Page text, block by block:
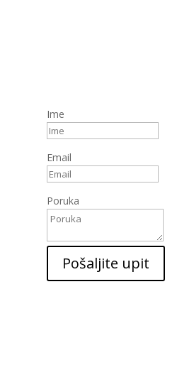
Ime
Email
Poruka
Pošaljite upit